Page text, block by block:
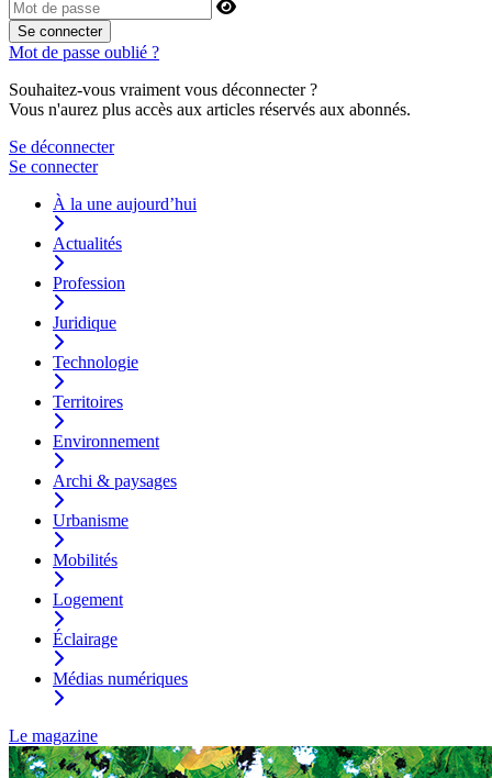
Se connecter
Mot de passe oublié ?
Souhaitez-vous vraiment vous déconnecter ?
Vous n'aurez plus accès aux articles réservés aux abonnés.
Se déconnecter
Se connecter
À la une aujourd’hui
Actualités
Profession
Juridique
Technologie
Territoires
Environnement
Archi & paysages
Urbanisme
Mobilités
Logement
Éclairage
Médias numériques
Le magazine